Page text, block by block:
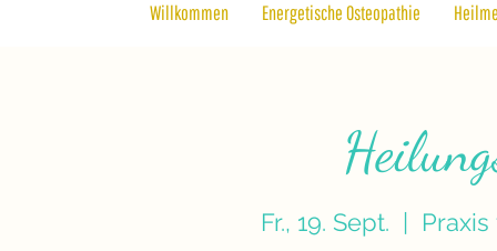
Willkommen Energetische Osteopathie
Fr., 19. Sept.
  |